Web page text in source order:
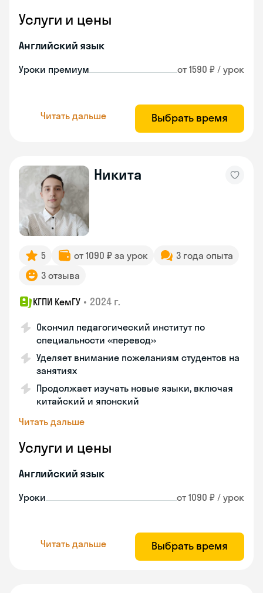
Услуги и цены
Английский язык
Уроки премиум от 1590 ₽ / урок
Читать дальше Выбрать время
Никита
5 от 1090 ₽ за урок
3 года опыта
3 отзыва
КГПИ КемГУ • 2024 г.
Окончил педагогический институт по
специальности «перевод»
Уделяет внимание пожеланиям студентов на
занятиях
Продолжает изучать новые языки, включая
китайский и японский
Читать дальше
Услуги и цены
Английский язык
Уроки от 1090 ₽ / урок
Читать дальше Выбрать время